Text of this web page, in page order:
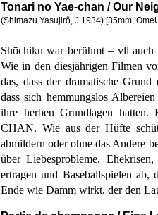
Tonari no Yae-chan / Our
(Shimazu Yasujirô, J 1934) [35mm,
Shōchiku war berühmt – vll
Wie in den diesjährigen Filmen
das, dass der dramatische
dass sich hemmungslos
ihre herben Grundlagen
CHAN. Wie aus der Hüfte
abmildern oder ohne das Andere
über Liebesprobleme,
ertragen und Baseballspielen ab,
Ende wie Damm wirkt, der den